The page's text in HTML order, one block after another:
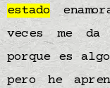
estado
veces me
porque es
pero he